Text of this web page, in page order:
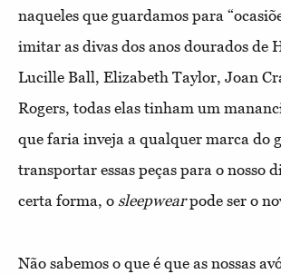
naqueles que guardamos para
imitar as divas dos anos dourados de
Lucille Ball, Elizabeth Taylor, Joan
Rogers, todas elas tinham um
que faria inveja a qualquer marca do
transportar essas peças para o nosso
certa forma, o sleepwearpode ser o
Não sabemos o que é que as nossas